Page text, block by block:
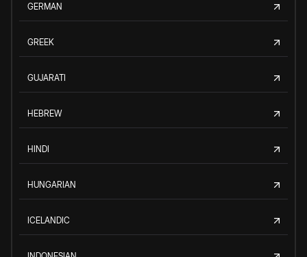
GERMAN
GREEK
GUJARATI
HEBREW
HINDI
HUNGARIAN
ICELANDIC